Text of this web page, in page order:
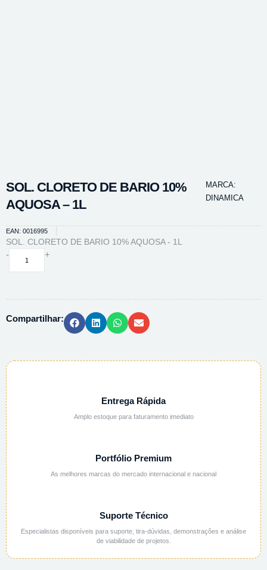
SOL. CLORETO DE BARIO 10%
AQUOSA – 1L
MARCA:
DINAMICA
EAN: 0016995
SOL. CLORETO DE BARIO 10% AQUOSA - 1L
-
SOL.
AQUOSA
quantidade
+
Compartilhar:
Entrega Rápida
Amplo estoque para faturamento imediato
Portfólio Premium
As melhores marcas do mercado internacional e nacional
Suporte Técnico
Especialistas disponíveis para suporte, tira-dúvidas, demonstrações e análise
de viabilidade de projetos.